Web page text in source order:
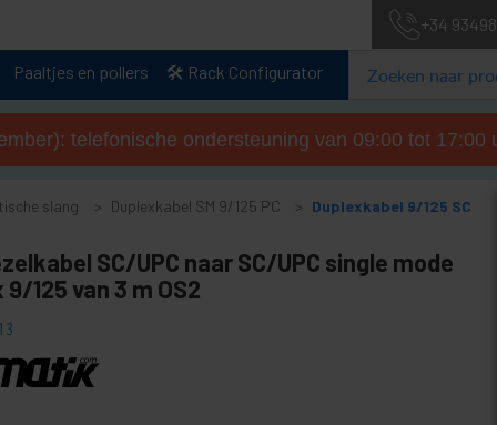
+34
Paaltjes en pollers 🛠️ Rack Configurator
telefonische ondersteuning van 09:00 tot 17:00
slang Duplexkabel SM 9/125 PC
Duplexkabel 9/125 SC
SC/UPC naar SC/UPC single mode
9/125 van 3 m OS2